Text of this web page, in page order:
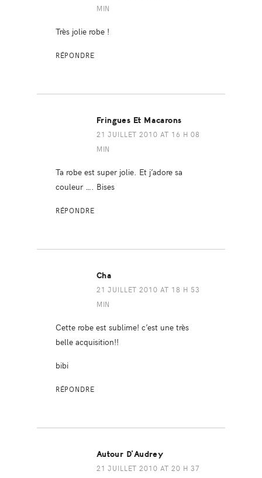
MIN
Très jolie robe !
RÉPONDRE
Fringues Et Macarons
21 JUILLET 2010 AT 16 H 08
MIN
Ta robe est super jolie. Et j’adore sa
couleur …. Bises
RÉPONDRE
Cha
21 JUILLET 2010 AT 18 H 53
MIN
Cette robe est sublime! c’est une très
belle acquisition!!
bibi
RÉPONDRE
Autour D'Audrey
21 JUILLET 2010 AT 20 H 37